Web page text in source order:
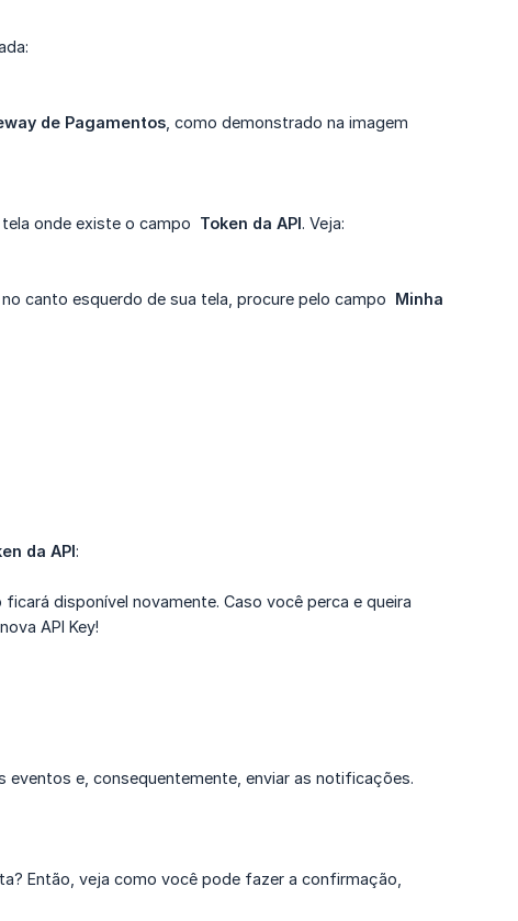
de Pagamentos , como demonstrado na imagem
onde existe o campo Token da API. Veja:
canto esquerdo de sua tela, procure pelo campo Minha
da API:
disponível novamente. Caso você perca e queira
API Key!
e, consequentemente, enviar as notificações.
Então, veja como você pode fazer a confirmação,